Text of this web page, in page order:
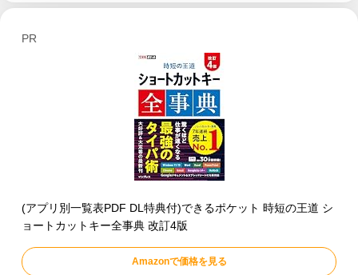
PR
(アプリ別一覧表PDF DL特典付)できるポケット 時短の王道 シ
ョートカットキー全事典 改訂4版
Amazonで価格を見る